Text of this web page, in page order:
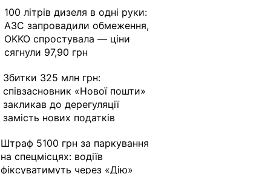
100 літрів дизеля в одні руки:
АЗС запровадили обмеження,
OKKO спростувала — ціни
сягнули 97,90 грн
Збитки 325 млн грн:
співзасновник «Нової пошти»
закликав до дерегуляції
замість нових податків
Штраф 5100 грн за паркування
на спецмісцях: водіїв
фіксуватимуть через «Дію»